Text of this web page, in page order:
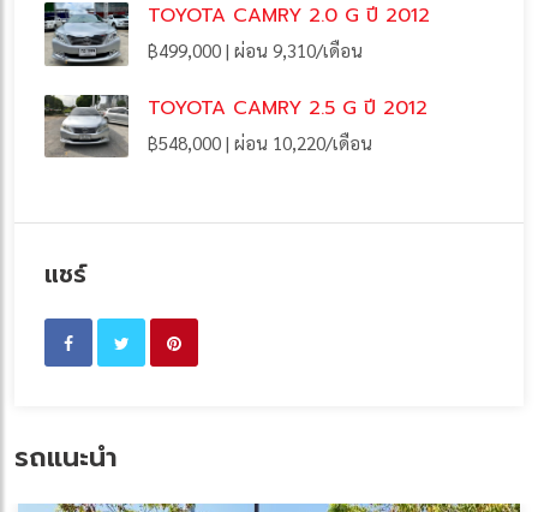
TOYOTA CAMRY 2.0 G ปี 2012
฿499,000 | ผ่อน 9,310/เดือน
TOYOTA CAMRY 2.5 G ปี 2012
฿548,000 | ผ่อน 10,220/เดือน
แชร์
รถแนะนำ